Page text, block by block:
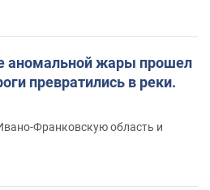
аномальной жары прошел
превратились в реки.
Франковскую область и